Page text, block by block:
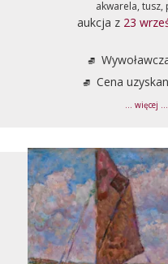
akwarela, tusz,
aukcja z 23
Cena
... więcej ...